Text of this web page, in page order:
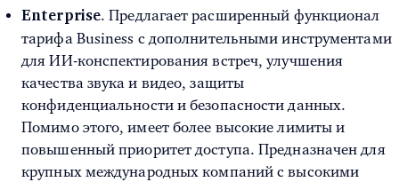
Enterprise. Предлагает расширенный функционал
тарифа Business с дополнительными инструментами
для ИИ-конспектирования встреч, улучшения
качества звука и видео, защиты
конфиденциальности и безопасности данных.
Помимо этого, имеет более высокие лимиты и
повышенный приоритет доступа. Предназначен для
крупных международных компаний с высокими